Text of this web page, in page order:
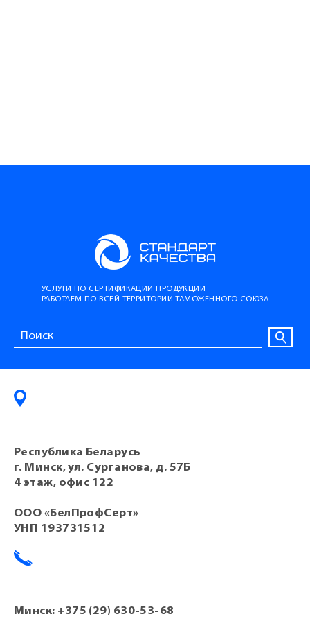
УСЛУГИ ПО СЕРТИФИКАЦИИ ПРОДУКЦИИ
РАБОТАЕМ ПО ВСЕЙ ТЕРРИТОРИИ ТАМОЖЕННОГО СОЮЗА
Республика Беларусь
г. Минск, ул. Сурганова, д. 57Б
4 этаж, офис 122
ООО «БелПрофСерт»
УНП 193731512
Минск: +375 (29) 630-53-68